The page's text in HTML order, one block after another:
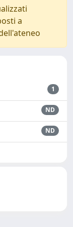
a
1
ND
ND